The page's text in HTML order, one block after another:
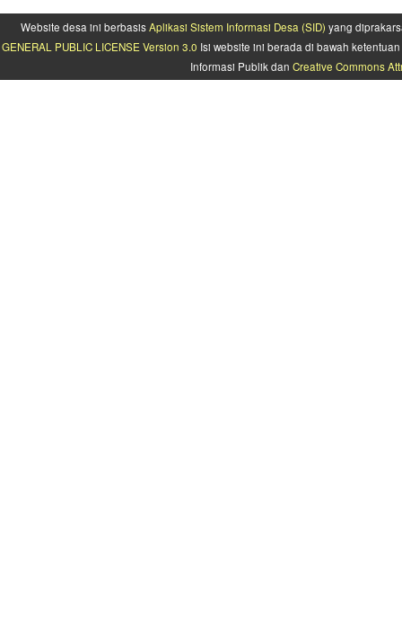
Website desa ini berbasisAplikasi Sistem Informasi Desa (SID) yang
GENERAL PUBLIC LICENSE Version 3.0 Isi website ini berada di bawah
Informasi Publik dan Creative Commons